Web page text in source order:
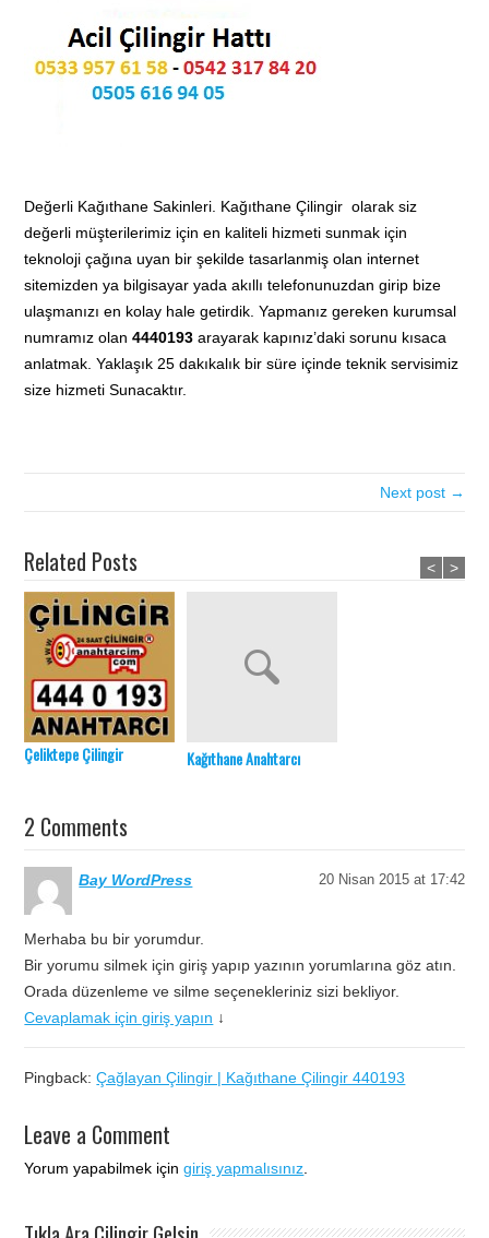
Değerli Kağıthane Sakinleri. Kağıthane Çilingir olarak siz
değerli müşterilerimiz için en kaliteli hizmeti sunmak için
teknoloji çağına uyan bir şekilde tasarlanmiş olan internet
sitemizden ya bilgisayar yada akıllı telefonunuzdan girip bize
ulaşmanızı en kolay hale getirdik. Yapmanız gereken kurumsal
numramız olan4440193 arayarak kapınız’daki sorunu kısaca
anlatmak. Yaklaşık 25 dakıkalık bir süre içinde teknik servisimiz
size hizmeti Sunacaktır.
Next post →
Related Posts
Çeliktepe Çilingir Kağıthane Anahtarcı
< >
2 Comments
Bay WordPress 20 Nisan 2015 at 17:42
Merhaba bu bir yorumdur.
Bir yorumu silmek için giriş yapıp yazının yorumlarına göz atın.
Orada düzenleme ve silme seçenekleriniz sizi bekliyor.
Cevaplamak için giriş yapın ↓
Pingback:Çağlayan Çilingir | Kağıthane Çilingir 440193
Leave a Comment
Yorum yapabilmek içingiriş yapmalısınız.